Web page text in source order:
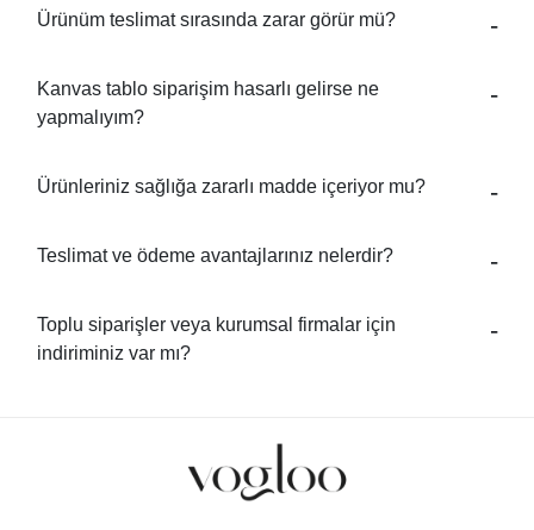
Ürünüm teslimat sırasında zarar görür mü?
Kanvas tablo siparişim hasarlı gelirse ne
yapmalıyım?
Ürünleriniz sağlığa zararlı madde içeriyor mu?
Teslimat ve ödeme avantajlarınız nelerdir?
Toplu siparişler veya kurumsal firmalar için
indiriminiz var mı?